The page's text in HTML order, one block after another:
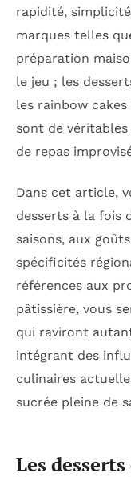
rapidité,
marques telles
préparation
le jeu ; les
les rainbow
sont de
de repas
Dans cet article,
desserts à la fois
saisons, aux
spécificités
références aux
pâtissière, vous
qui raviront
intégrant des
culinaires
sucrée pleine de
Les